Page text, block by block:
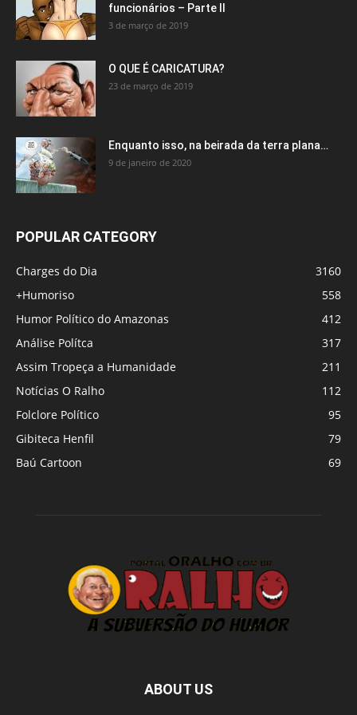
funcionários – Parte II
3 de março de 2019
O QUE É CARICATURA?
23 de março de 2019
Enquanto isso, na beirada da terra plana…
9 de janeiro de 2020
POPULAR CATEGORY
Charges do Dia
3160
+Humoriso
558
Humor Político do Amazonas
412
Análise Polítca
317
Assim Tropeça a Humanidade
211
Notícias O Ralho
112
Folclore Político
95
Gibiteca Henfil
79
Baú Cartoon
69
ABOUT US